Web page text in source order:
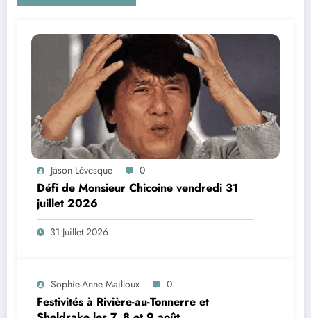
Jason Lévesque 0
Défi de Monsieur Chicoine vendredi 31
juillet 2026
31 Juillet 2026
Sophie-Anne Mailloux 0
Festivités à Rivière-au-Tonnerre et